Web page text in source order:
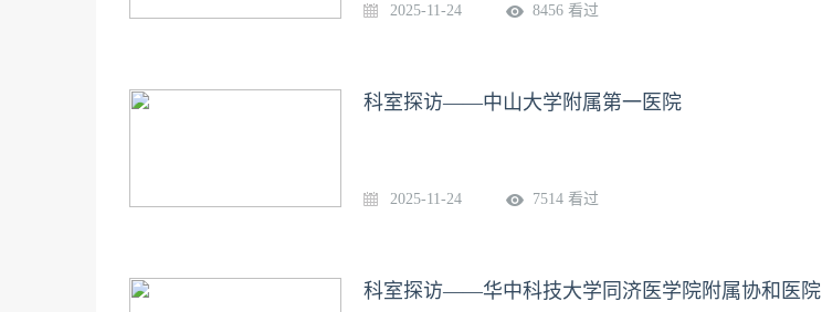
2025-11-24 8456 看过
科室探访——中山大学附属第一医院
2025-11-24 7514 看过
科室探访——华中科技大学同济医学院附属协和医院